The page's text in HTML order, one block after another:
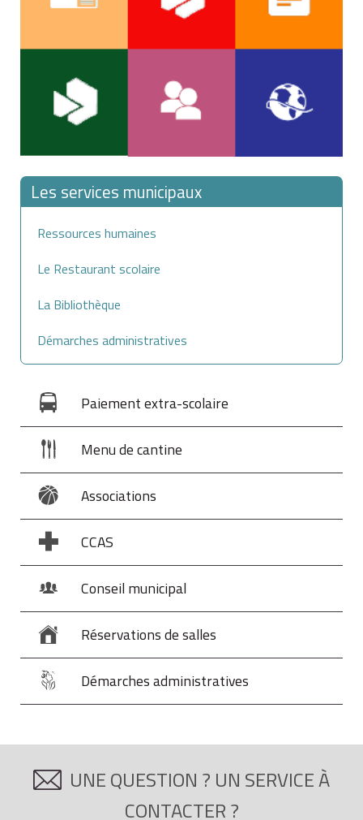
Les services municipaux
Ressources humaines
Le Restaurant scolaire
La Bibliothèque
Démarches administratives
Paiement extra-scolaire
Menu de cantine
Associations
CCAS
Conseil municipal
Réservations de salles
Démarches administratives
UNE QUESTION ? UN SERVICE À
CONTACTER ?